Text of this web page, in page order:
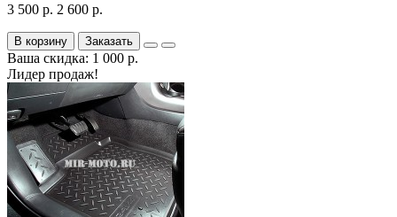
3 500 р. 2 600 р.
В корзину Заказать
Ваша скидка: 1 000 р.
Лидер продаж!